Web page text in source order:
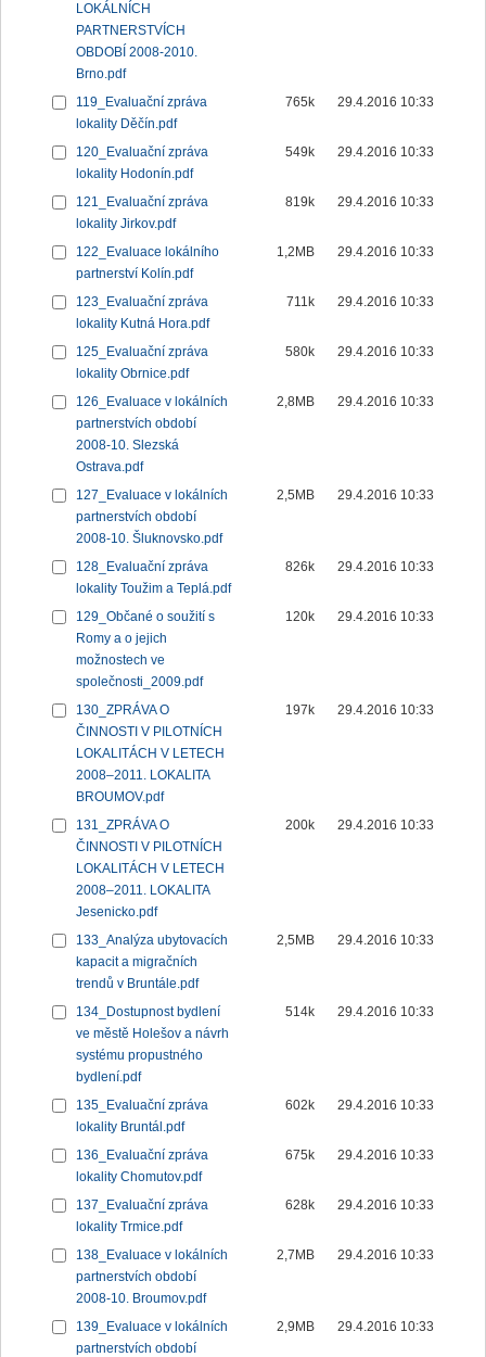
LOKÁLNÍCH
PARTNERSTVÍCH
OBDOBÍ 2008-2010.
Brno.pdf
119_Evaluační zpráva
lokality Děčín.pdf
765k 29.4.2016 10:33
120_Evaluační zpráva
lokality Hodonín.pdf
549k 29.4.2016 10:33
121_Evaluační zpráva
lokality Jirkov.pdf
819k 29.4.2016 10:33
122_Evaluace lokálního
partnerství Kolín.pdf
1,2MB 29.4.2016 10:33
123_Evaluační zpráva
lokality Kutná Hora.pdf
711k 29.4.2016 10:33
125_Evaluační zpráva
lokality Obrnice.pdf
580k 29.4.2016 10:33
126_Evaluace v lokálních
partnerstvích období
2008-10. Slezská
Ostrava.pdf
2,8MB 29.4.2016 10:33
127_Evaluace v lokálních
partnerstvích období
2008-10. Šluknovsko.pdf
2,5MB 29.4.2016 10:33
128_Evaluační zpráva
lokality Toužim a Teplá.pdf
826k 29.4.2016 10:33
129_Občané o soužití s
Romy a o jejich
možnostech ve
společnosti_2009.pdf
120k 29.4.2016 10:33
130_ZPRÁVA O
ČINNOSTI V PILOTNÍCH
LOKALITÁCH V LETECH
2008–2011. LOKALITA
BROUMOV.pdf
197k 29.4.2016 10:33
131_ZPRÁVA O
ČINNOSTI V PILOTNÍCH
LOKALITÁCH V LETECH
2008–2011. LOKALITA
Jesenicko.pdf
200k 29.4.2016 10:33
133_Analýza ubytovacích
kapacit a migračních
trendů v Bruntále.pdf
2,5MB 29.4.2016 10:33
134_Dostupnost bydlení
ve městě Holešov a návrh
systému propustného
bydlení.pdf
514k 29.4.2016 10:33
135_Evaluační zpráva
lokality Bruntál.pdf
602k 29.4.2016 10:33
136_Evaluační zpráva
lokality Chomutov.pdf
675k 29.4.2016 10:33
137_Evaluační zpráva
lokality Trmice.pdf
628k 29.4.2016 10:33
138_Evaluace v lokálních
partnerstvích období
2008-10. Broumov.pdf
2,7MB 29.4.2016 10:33
139_Evaluace v lokálních
partnerstvích období
2,9MB 29.4.2016 10:33